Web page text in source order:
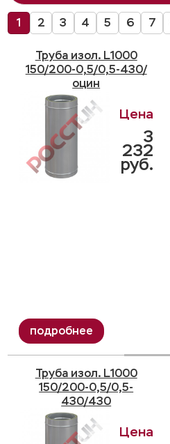
1 2 3 4 5 6 7
Труба изол. L1000
150/200-0,5/0,5-430/
оцин
3
232
руб.
Труба изол. L1000
150/200-0,5/0,5-
430/430